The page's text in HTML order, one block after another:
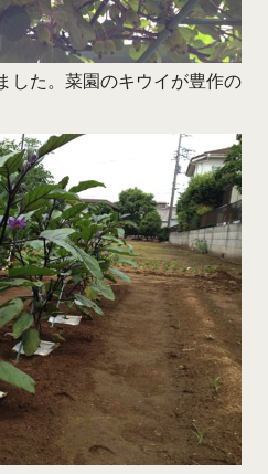
した。菜園のキウイが豊作の